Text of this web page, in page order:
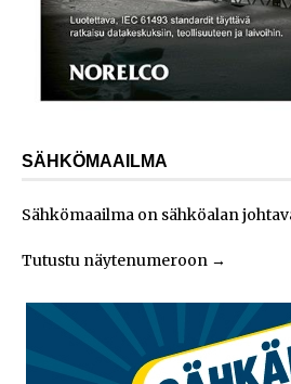
SÄHKÖMAAILMA
Sähkömaailma on sähköalan
Tutustu näytenumeroon →